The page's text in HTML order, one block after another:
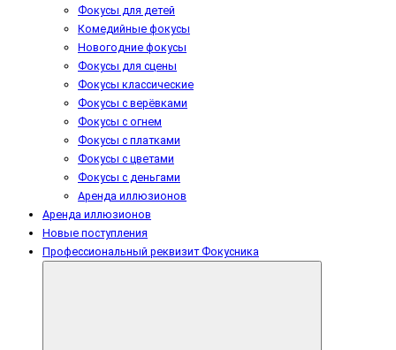
Фокусы для детей
Комедийные фокусы
Новогодние фокусы
Фокусы для сцены
Фокусы классические
Фокусы с верёвками
Фокусы с огнем
Фокусы с платками
Фокусы с цветами
Фокусы с деньгами
Аренда иллюзионов
Аренда иллюзионов
Новые поступления
Профессиональный реквизит Фокусника